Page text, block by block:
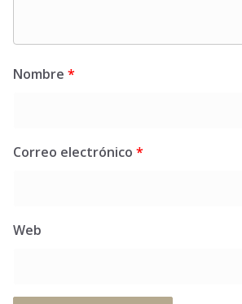
Nombre *
Correo electrónico *
Web